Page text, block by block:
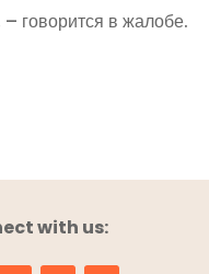
– говорится в жалобе.
with us: